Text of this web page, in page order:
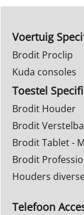
Voertuig
Brodit Proclip
Kuda consoles
Toestel
Brodit Houder
Brodit
Brodit Tablet -
Brodit
Houders
Telefoon